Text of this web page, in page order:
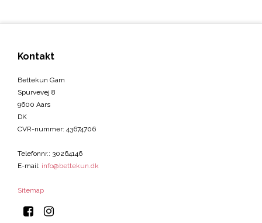
Kontakt
Bettekun Garn
Spurvevej 8
9600 Aars
DK
CVR-nummer: 43674706
Telefonnr.: 30264146
E-mail: info@bettekun.dk
Sitemap